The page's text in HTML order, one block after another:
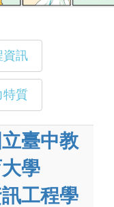
資訊
特質
立臺中教
學
工程學